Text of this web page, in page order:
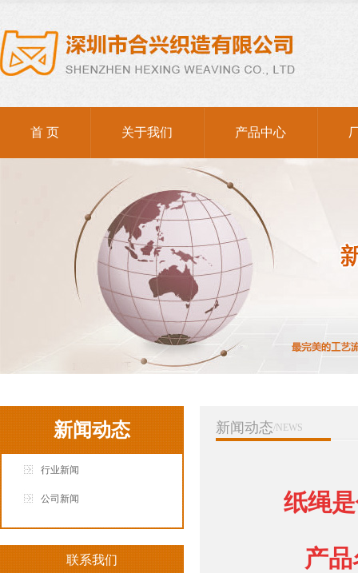
首 页 关于我们 产品中心
新闻动态
行业新闻
公司新闻
联系我们
新闻动态/NEWS
纸绳
产